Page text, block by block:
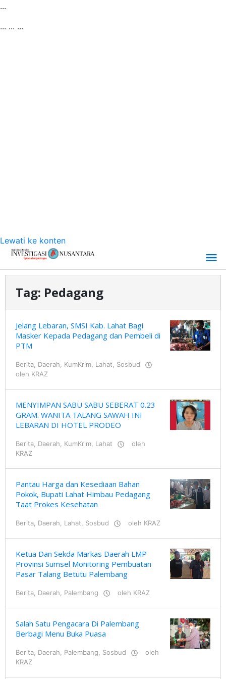
...
... ... ...
Lewati ke konten
Tag: Pedagang
Jelang Lebaran, SMSI Kab. Lahat Bagi
Masker Kepada Pedagang dan Pembeli di
PTM
Berita Daerah KumKrim Lahat
Sosbud
oleh KRAZ
MENYIMPAN SABU SABU SEBERAT 0.23
GRAM. WANITA TALANG SAWAH INI
LEBARAN DI HOTEL PRODEO
Berita Daerah KumKrim Lahat
oleh
KRAZ
Pantau Harga dan Kesediaan Bahan
Pokok, Bupati Lahat Himbau Pedagang
Taat Prokes Kesehatan
Berita Daerah Lahat Sosbud oleh KRAZ
Ketua Dan Sekda Markas Daerah LMP
Provinsi Sumsel Monitoring Pembuatan
Pasar Talang Betutu Palembang
Berita Daerah Palembang oleh KRAZ
Salah Satu Pengacara Di Palembang
Berbagi Menu Buka Puasa
Berita Daerah Palembang Sosbud
oleh
KRAZ